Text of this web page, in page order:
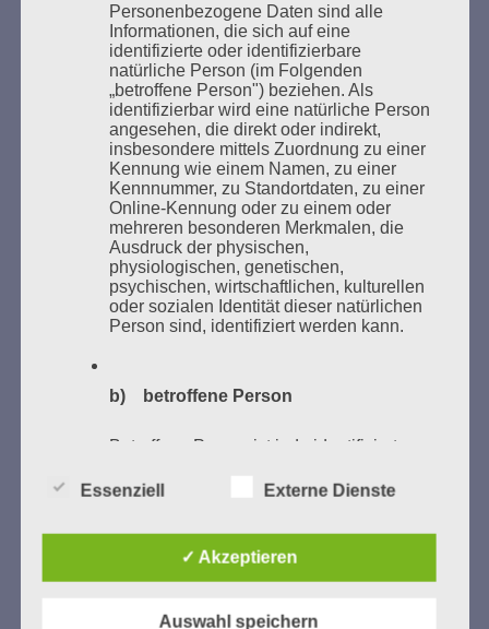
Donnerstag, 21. Mai 2026, 11 – 18 Uhr
Zum 26. Mal gibt es eine Marathonlesung anlässlich
des Gedenkens an die Verbrennung von Büchern am
Kaifu-Ufer – genau an dem Ort, wo im Mai 1933 NS-
Studentenorganisationen und Burschenschaftler
Bücher verbrannten.
Weitere Informationen:lesezeichen-setzen.de
UNSERER NACHBARSCHAFT
Personenbezogene Daten sind alle
Informationen, die sich auf eine
identifizierte oder identifizierbare
natürliche Person (im Folgenden
„betroffene Person") beziehen. Als
identifizierbar wird eine natürliche Person
angesehen, die direkt oder indirekt,
insbesondere mittels Zuordnung zu einer
Kennung wie einem Namen, zu einer
Kennnummer, zu Standortdaten, zu einer
Online-Kennung oder zu einem oder
mehreren besonderen Merkmalen, die
Ausdruck der physischen,
physiologischen, genetischen,
psychischen, wirtschaftlichen, kulturellen
oder sozialen Identität dieser natürlichen
Person sind, identifiziert werden kann.
b) betroffene Person
Betroffene Person ist jede identifizierte
deren personenbezogene Daten von dem
Essenziell Externe Dienste
✓ Akzeptieren
Auswahl speichern